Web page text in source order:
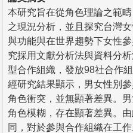
本研究旨在從角色理論之範
之現況分析，並且探究台灣
與功能與在世界趨勢下女性
究採用文獻分析法與資料分
型合作組織，發放98社合作
經研究結果顯示，男女性別
角色衝突，並無顯著差異。
角色模糊，存在顯著差異。
同，對於參與合作組織在工